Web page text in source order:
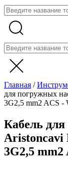
Главная /
для погружных
3G2,5 mm2 ACS -
Кабель
Aristoncavi
3G2,5 mm2